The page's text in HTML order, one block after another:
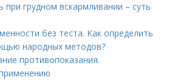
при грудном вскармливании – суть
без теста. Как определить
народных методов?
противопоказания.